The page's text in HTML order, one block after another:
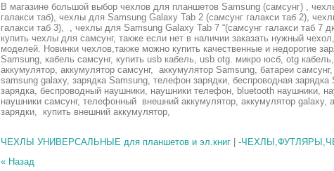
В магазине большой выбор чехлов для планшетов Samsung (самсунг) ,
галакси таб), чехлы для Samsung Galaxy Tab 2 (самсунг галакси таб 2),
галакси таб 3), , чехлы для Samsung Galaxy Tab 7 “(самсунг галакси таб
купить чехлы для самсунг, также если нет в наличии заказать нужный
моделей. Новинки чехлов,также можно купить качественные и недорогие
Samsung, кабель самсунг, купить usb кабель, usb otg. микро юсб, otg
аккумулятор, аккумулятор самсунг, аккумулятор Samsung, батареи
samsung galaxy, зарядка Samsung, телефон зарядки, беспроводная
зарядка, беспроводный наушники, наушники телефон, bluetooth наушники,
наушники самсунг, телефонный внешний аккумулятор, аккумулятор galaxy,
зарядки, купить внешний аккумулятор,
ЧЕХЛЫ УНИВЕРСАЛЬНЫЕ для планшетов и эл.книг
-
« Назад